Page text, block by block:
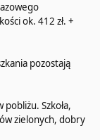
ok. 412 zł. +
pozostają
Szkoła,
zielonych, dobry